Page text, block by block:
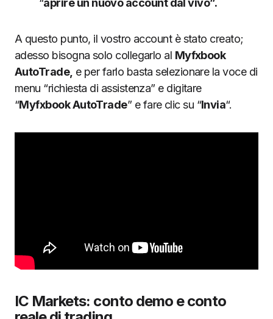
A questo punto, il vostro account è stato creato;
adesso bisogna solo collegarlo al Myfxbook
AutoTrade, e per farlo basta selezionare la voce di
menu “richiesta di assistenza” e digitare
“Myfxbook AutoTrade” e fare clic su “Invia“.
IC Markets: conto demo e conto